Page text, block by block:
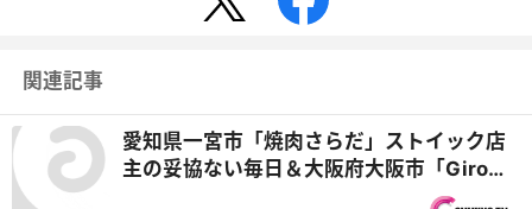
関連記事
愛知県一宮市「焼肉さらだ」ストイック店
主の妥協ない毎日＆大阪府大阪市「Giro」
鬼赤字フレンチの絶品モンブラン『オモウ